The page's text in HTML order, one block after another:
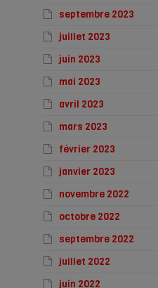
septembre 2023
juillet 2023
juin 2023
mai 2023
avril 2023
mars 2023
février 2023
janvier 2023
novembre 2022
octobre 2022
septembre 2022
juillet 2022
juin 2022